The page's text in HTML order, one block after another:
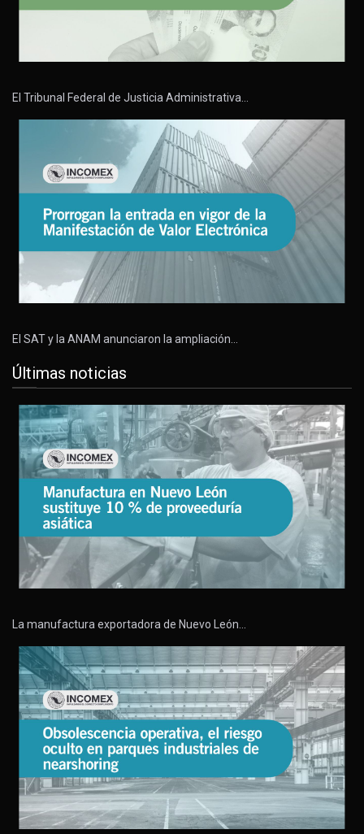
El Tribunal Federal de Justicia Administrativa…
El SAT y la ANAM anunciaron la ampliación…
Últimas noticias
La manufactura exportadora de Nuevo León…